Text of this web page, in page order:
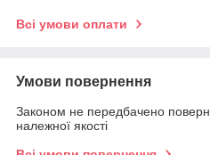
Всі умови оплати
Умови повернення
Законом не передбачено
належної якості